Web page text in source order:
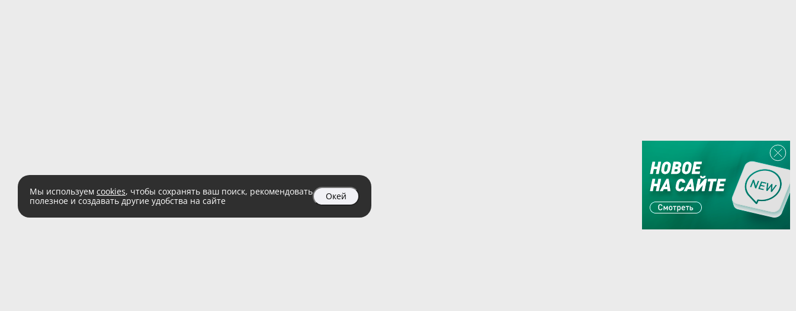
Мы используем cookies, чтобы сохранять ваш поиск, рекомендовать
полезное и создавать другие удобства на сайте
Окей